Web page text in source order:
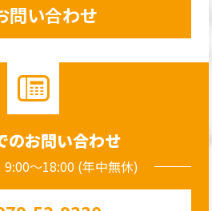
問い合わせ
のお問い合わせ
9:00～18:00 (年中無休)